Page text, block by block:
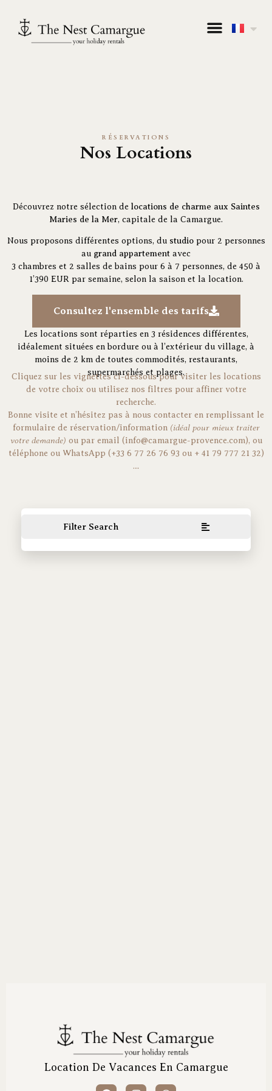
RÉSERVATIONS
Nos Locations
Découvrez notre sélection de locations de charme aux Saintes
Maries de la Mer, capitale de la Camargue.
Nous proposons différentes options, dustudiopour 2 personnes
au grand appartement avec
3 chambres et 2 salles de bains pour 6 à 7 personnes, de 450 à
1’390 EUR par semaine, selon la saison et la location.
Consultez l'ensemble des tarifs
Les locations sont réparties en 3 résidences différentes,
idéalement situées en bordure ou à l’extérieur du village, à
moins de 2 km de toutes commodités, restaurants,
supermarchés et plages.
Cliquez sur les vignettes ci-dessous pour visiter les locations
de votre choix ou utilisez nos filtres pour affiner votre
recherche.
Bonne visite et n’hésitez pas à nous contacter en remplissant le
formulaire de réservation/information (idéal pour mieux traiter
votre demande) ou par email (info@camargue-provence.com), ou
téléphone ou WhatsApp (+33 6 77 26 76 93 ou + 41 79 777 21 32)
…
Filter Search
Location De Vacances En Camargue